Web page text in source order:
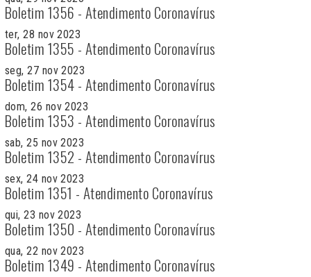
Boletim 1356 - Atendimento Coronavírus
ter, 28 nov 2023
Boletim 1355 - Atendimento Coronavírus
seg, 27 nov 2023
Boletim 1354 - Atendimento Coronavírus
dom, 26 nov 2023
Boletim 1353 - Atendimento Coronavírus
sab, 25 nov 2023
Boletim 1352 - Atendimento Coronavírus
sex, 24 nov 2023
Boletim 1351 - Atendimento Coronavírus
qui, 23 nov 2023
Boletim 1350 - Atendimento Coronavírus
qua, 22 nov 2023
Boletim 1349 - Atendimento Coronavírus